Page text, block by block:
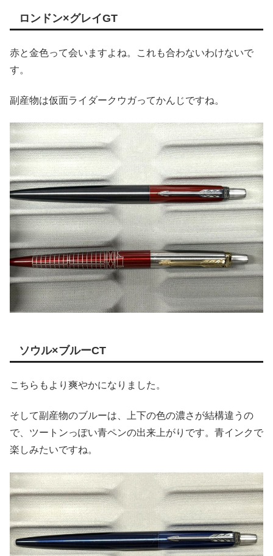
ロンドン×グレイGT
赤と金色って会いますよね。これも合わないわけないで
す。
副産物は仮面ライダークウガってかんじですね。
ソウル×ブルーCT
こちらもより爽やかになりました。
そして副産物のブルーは、上下の色の濃さが結構違うの
で、ツートンっぽい青ペンの出来上がりです。青インクで
楽しみたいですね。